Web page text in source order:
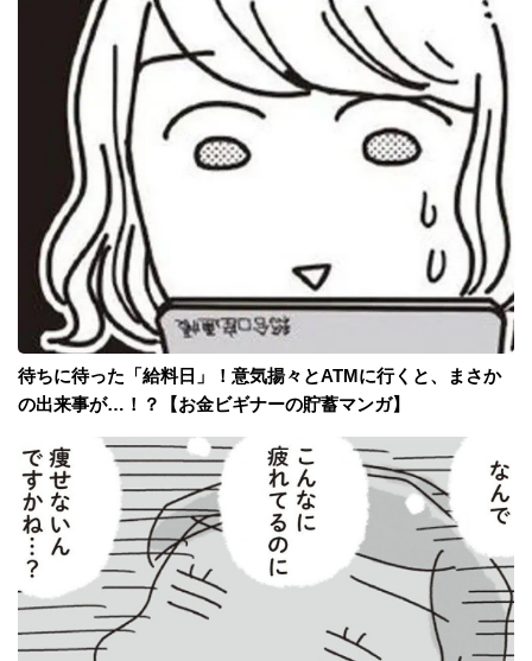
待ちに待った「給料日」！意気揚々とATMに行くと、まさか
の出来事が…！？【お金ビギナーの貯蓄マンガ】